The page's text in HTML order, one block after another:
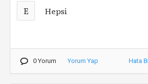
E Hepsi
0 Yorum Yorum Yap Hata